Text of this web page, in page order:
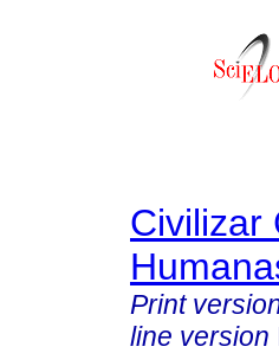
Civilizar
Print
line version